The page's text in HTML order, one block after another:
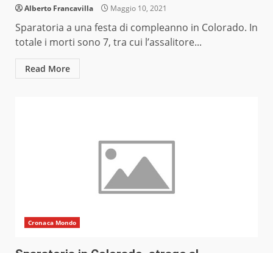
Alberto Francavilla Maggio 10, 2021
Sparatoria a una festa di compleanno in Colorado. In
totale i morti sono 7, tra cui l’assalitore...
Read More
Cronaca Mondo